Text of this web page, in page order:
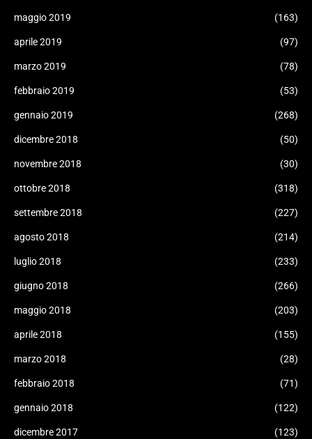
maggio 2019 (163)
aprile 2019 (97)
marzo 2019 (78)
febbraio 2019 (53)
gennaio 2019 (268)
dicembre 2018 (50)
novembre 2018 (30)
ottobre 2018 (318)
settembre 2018 (227)
agosto 2018 (214)
luglio 2018 (233)
giugno 2018 (266)
maggio 2018 (203)
aprile 2018 (155)
marzo 2018 (28)
febbraio 2018 (71)
gennaio 2018 (122)
dicembre 2017 (123)